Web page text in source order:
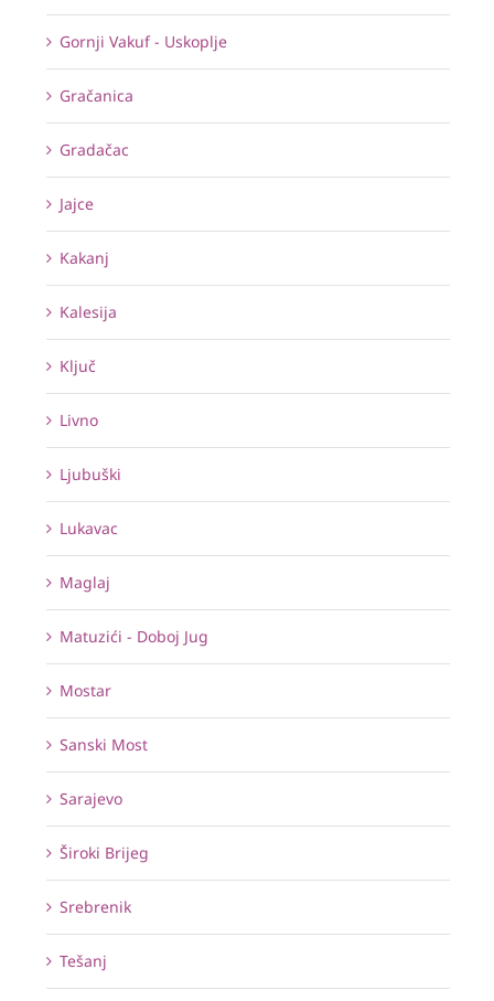
Gornji Vakuf - Uskoplje
Gračanica
Gradačac
Jajce
Kakanj
Kalesija
Ključ
Livno
Ljubuški
Lukavac
Maglaj
Matuzići - Doboj Jug
Mostar
Sanski Most
Sarajevo
Široki Brijeg
Srebrenik
Tešanj